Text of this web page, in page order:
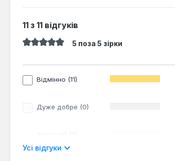
11 з 11 відгуків
Середня оцінка 5 з 5 зірок
5 поза 5 зірки
Відмінно (11)
Дуже добре (0)
Усі відгуки